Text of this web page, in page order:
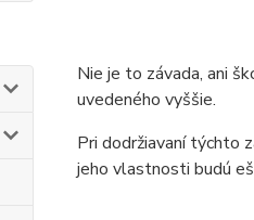
Nie je to závada, ani
uvedeného vyššie.
Pri dodržiavaní týchto
jeho vlastnosti budú